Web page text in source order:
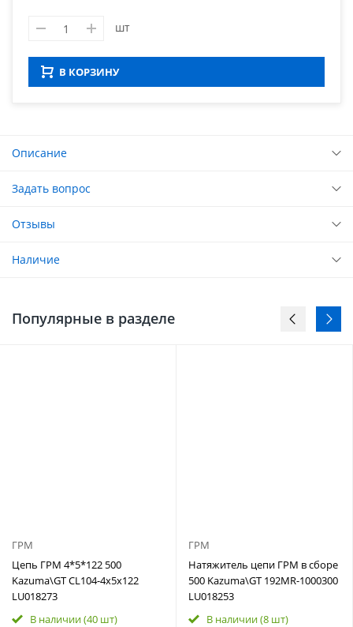
шт
В КОРЗИНУ
Описание
Задать вопрос
Отзывы
Наличие
Популярные в разделе
ГРМ
Цепь ГРМ 4*5*122 500
Kazuma\GT CL104-4x5x122
LU018273
В наличии(40 шт)
ГРМ
Натяжитель цепи ГРМ в сборе
500 Kazuma\GT 192MR-1000300
LU018253
В наличии(8 шт)